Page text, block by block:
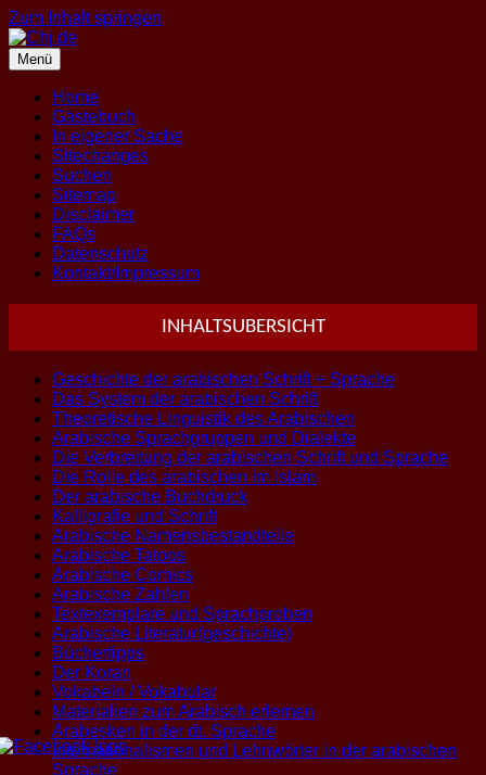
Zum Inhalt springen
Menü
Home
Gästebuch
In eigener Sache
Sitechanges
Suchen
Sitemap
Disclaimer
FAQs
Datenschutz
Kontakt/Impressum
INHALTSUBERSICHT
Geschichte der arabischen Schrift + Sprache
Das System der arabischen Schrift
Theoretische Linguistik des Arabischen
Arabische Sprachgruppen und Dialekte
Die Verbreitung der arabischen Schrift und Sprache
Die Rolle des arabischen im Islam
Der arabische Buchdruck
Kalligrafie und Schrift
Arabische Namensbestandteile
Arabische Tatoos
Arabische Comics
Arabische Zahlen
Textexemplare und Sprachproben
Arabische Literatur(geschichte)
Büchertipps
Der Koran
Vokabeln / Vokabular
Materialien zum Arabisch erlernen
Arabesken in der dt. Sprache
Internationalismen und Lehnwörter in der arabischen
Sprache